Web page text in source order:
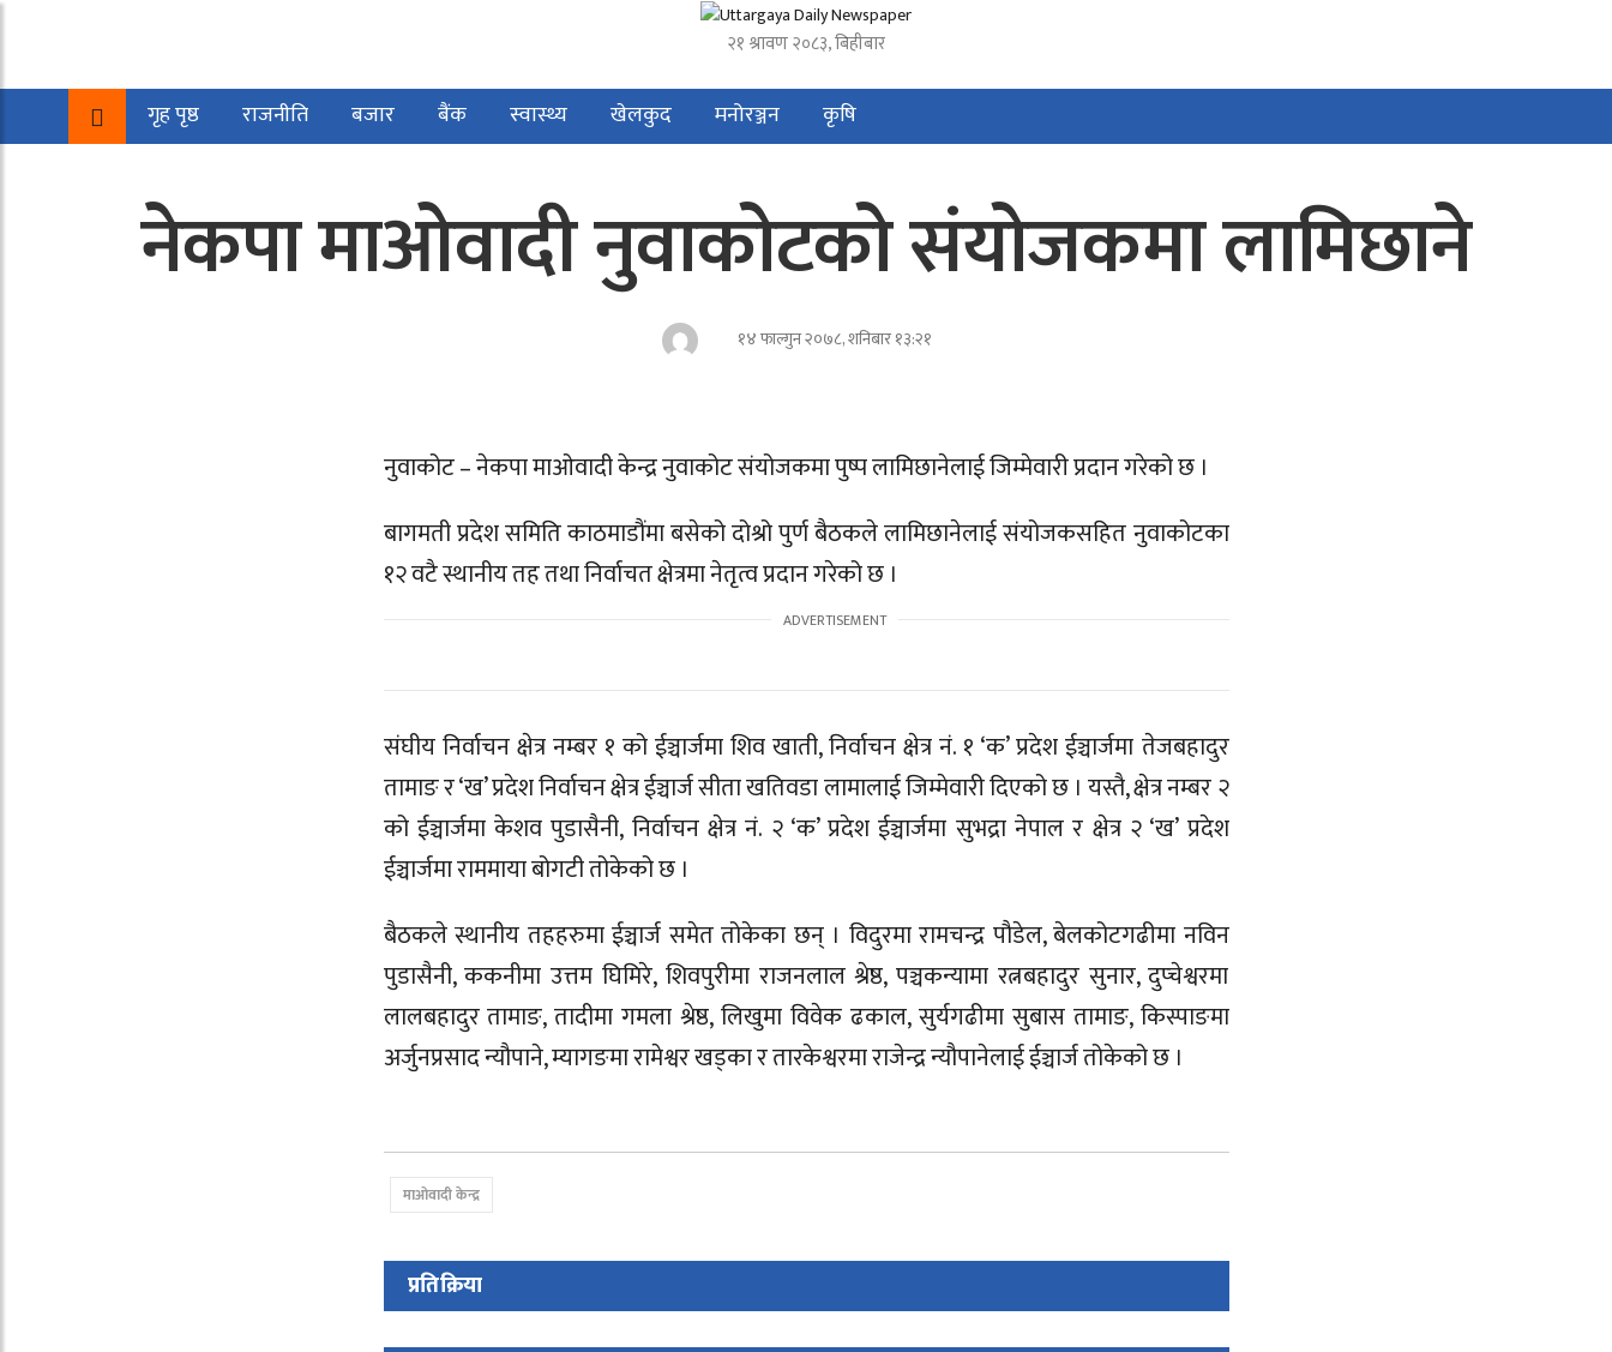
२१ श्रावण २०८३, बिहीबार
गृह पृष्ठ राजनीति बजार बैंक स्वास्थ्य खेलकुद मनोरञ्जन कृषि
नेकपा माओवादी नुवाकोटको संयोजकमा लामिछाने
१४ फाल्गुन २०७८, शनिबार १३:२१
नुवाकोट – नेकपा माओवादी केन्द्र नुवाकोट संयोजकमा पुष्प लामिछानेलाई जिम्मेवारी प्रदान गरेको छ ।
बागमती प्रदेश समिति काठमाडौंमा बसेको दोश्रो पुर्ण बैठकले लामिछानेलाई संयोजकसहित नुवाकोटका
१२ वटै स्थानीय तह तथा निर्वाचत क्षेत्रमा नेतृत्व प्रदान गरेको छ ।
संघीय निर्वाचन क्षेत्र नम्बर १ को ईञ्चार्जमा शिव खाती, निर्वाचन क्षेत्र नं. १ ‘क’ प्रदेश ईञ्चार्जमा तेजबहादुर
तामाङ र ‘ख’ प्रदेश निर्वाचन क्षेत्र ईञ्चार्ज सीता खतिवडा लामालाई जिम्मेवारी दिएको छ । यस्तै, क्षेत्र नम्बर २
को ईञ्चार्जमा केशव पुडासैनी, निर्वाचन क्षेत्र नं. २ ‘क’ प्रदेश ईञ्चार्जमा सुभद्रा नेपाल र क्षेत्र २ ‘ख’ प्रदेश
ईञ्चार्जमा राममाया बोगटी तोकेको छ ।
बैठकले स्थानीय तहहरुमा ईञ्चार्ज समेत तोकेका छन् । विदुरमा रामचन्द्र पौडेल, बेलकोटगढीमा नविन
पुडासैनी, ककनीमा उत्तम घिमिरे, शिवपुरीमा राजनलाल श्रेष्ठ, पञ्चकन्यामा रत्नबहादुर सुनार, दुप्चेश्वरमा
लालबहादुर तामाङ, तादीमा गमला श्रेष्ठ, लिखुमा विवेक ढकाल, सुर्यगढीमा सुबास तामाङ, किस्पाङमा
अर्जुनप्रसाद न्यौपाने, म्यागङमा रामेश्वर खड्का र तारकेश्वरमा राजेन्द्र न्यौपानेलाई ईञ्चार्ज तोकेको छ ।
माओवादी केन्द्र
प्रतिक्रिया